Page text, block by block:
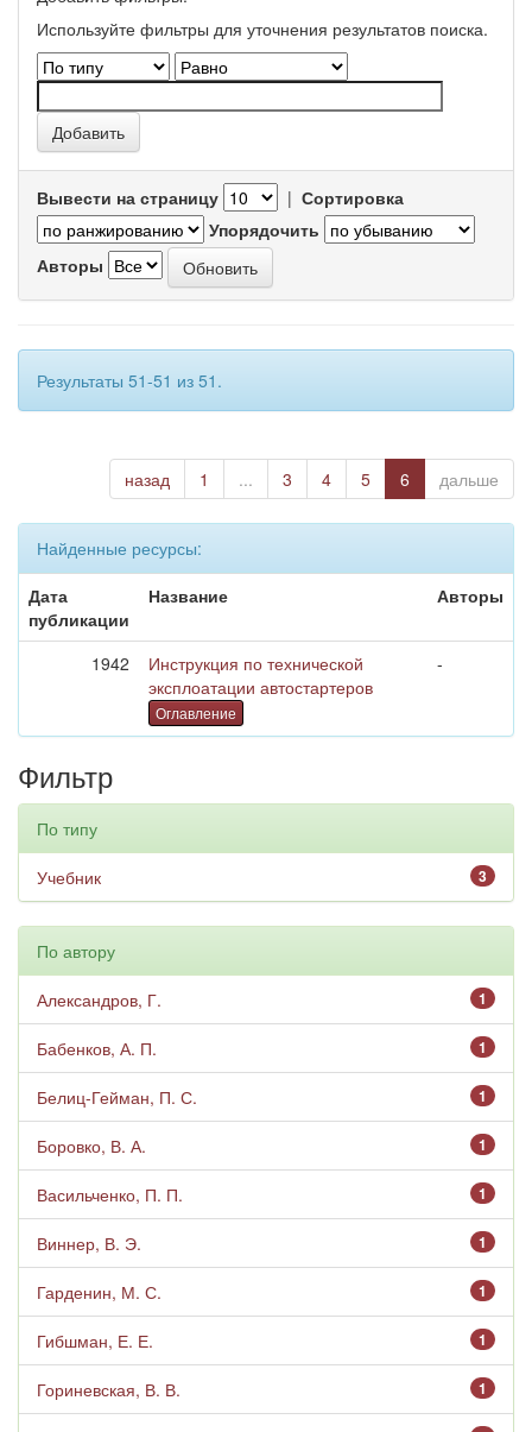
Используйте фильтры для уточнения результатов поиска.
Вывести на страницу | Сортировка
Упорядочить
Авторы
Результаты 51-51 из 51.
назад 1 ... 3 4 5 6 дальше
Найденные ресурсы:
Дата
публикации
Название Авторы
1942
Инструкция по технической
эксплоатации автостартеров
Оглавление
-
Фильтр
По типу
3
Учебник
По автору
1
Александров, Г.
1
Бабенков, А. П.
1
Белиц-Гейман, П. С.
1
Боровко, В. А.
1
Васильченко, П. П.
1
Виннер, В. Э.
1
Гарденин, М. С.
1
Гибшман, Е. Е.
1
Гориневская, В. В.